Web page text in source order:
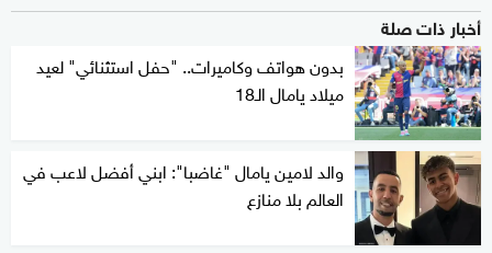
أخبار ذات صلة
بدون هواتف وكاميرات.. "حفل استثنائي" لعيد
ميلاد يامال الـ18
والد لامين يامال "غاضبا": ابني أفضل لاعب في
العالم بلا منازع